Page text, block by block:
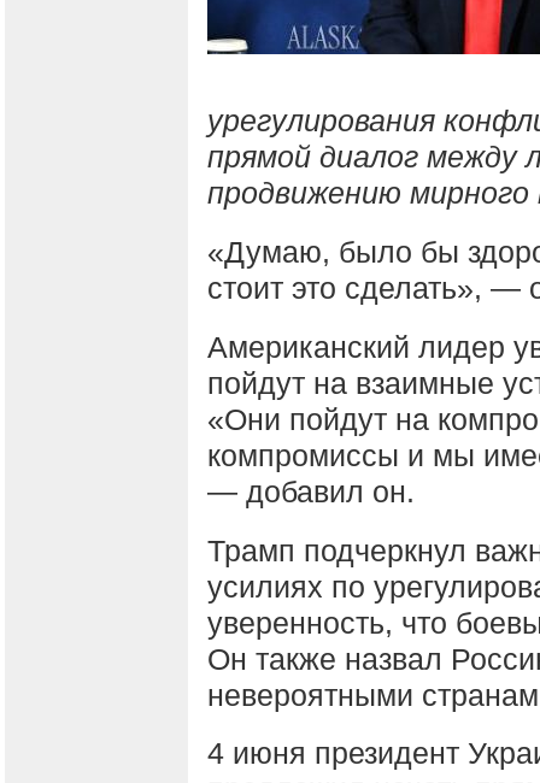
урегулирования
прямой диалог между
продвижению мирного
«Думаю, было бы
стоит это сделать», —
Американский лидер
пойдут на взаимные
«Они пойдут на
компромиссы и мы
— добавил он.
Трамп подчеркнул
усилиях по
уверенность, что
Он также назвал
невероятными
4 июня президент